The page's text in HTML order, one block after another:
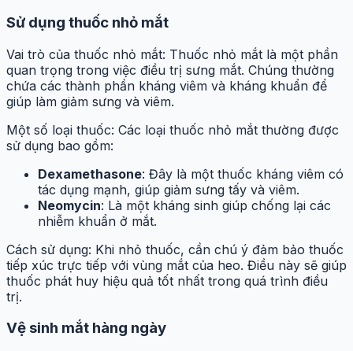
Sử dụng thuốc nhỏ mắt
Vai trò của thuốc nhỏ mắt: Thuốc nhỏ mắt là một phần
quan trọng trong việc điều trị sưng mắt. Chúng thường
chứa các thành phần kháng viêm và kháng khuẩn để
giúp làm giảm sưng và viêm.
Một số loại thuốc: Các loại thuốc nhỏ mắt thường được
sử dụng bao gồm:
Dexamethasone: Đây là một thuốc kháng viêm có
tác dụng mạnh, giúp giảm sưng tấy và viêm.
Neomycin: Là một kháng sinh giúp chống lại các
nhiễm khuẩn ở mắt.
Cách sử dụng: Khi nhỏ thuốc, cần chú ý đảm bảo thuốc
tiếp xúc trực tiếp với vùng mắt của heo. Điều này sẽ giúp
thuốc phát huy hiệu quả tốt nhất trong quá trình điều
trị.
Vệ sinh mắt hàng ngày